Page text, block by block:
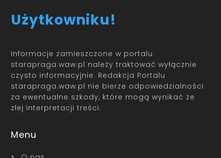
Użytkowniku!
Informacje zamieszczone w portalu
starapraga.waw.pl należy traktować wyłącznie
czysto informacyjnie. Redakcja Portalu
starapraga.waw.pl nie bierze odpowiedzialności
za ewentualne szkody, które mogą wynikać ze
złej interpretacji treści.
Menu